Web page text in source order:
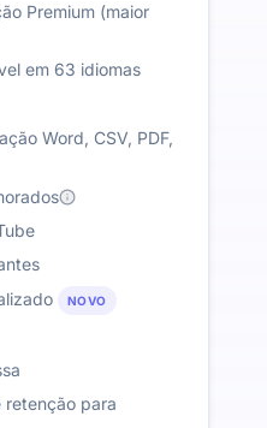
Premium (maior
em 63 idiomas
Word, CSV, PDF,
NOVO
retenção para